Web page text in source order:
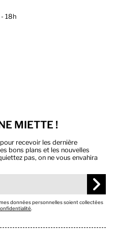
18h
MIETTE !
recevoir les dernière
bons plans et les nouvelles
pas, on ne vous envahira
données personnelles soient collectées